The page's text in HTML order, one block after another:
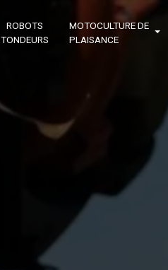
ROBOTS
TONDEURS
MOTOCULTURE DE
PLAISANCE